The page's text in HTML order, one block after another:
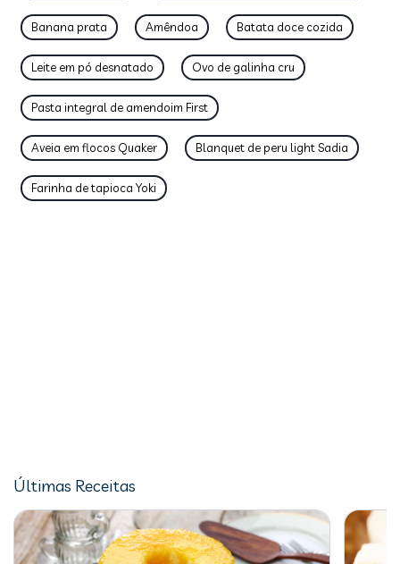
Banana prata Amêndoa Batata doce cozida
Leite em pó desnatado Ovo de galinha cru
Pasta integral de amendoim First
Aveia em flocos Quaker Blanquet de peru light Sadia
Farinha de tapioca Yoki
Últimas Receitas